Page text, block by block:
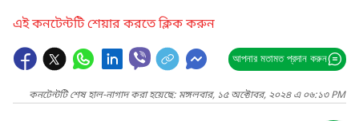
এই কনটেন্টটি শেয়ার করতে ক্লিক করুন
আপনার মতামত প্রদান করুন
কনটেন্টটি শেষ হাল-নাগাদ করা হয়েছে: মঙ্গলবার, ১৫ অক্টোবর, ২০২৪ এ ০৬:১৩ PM